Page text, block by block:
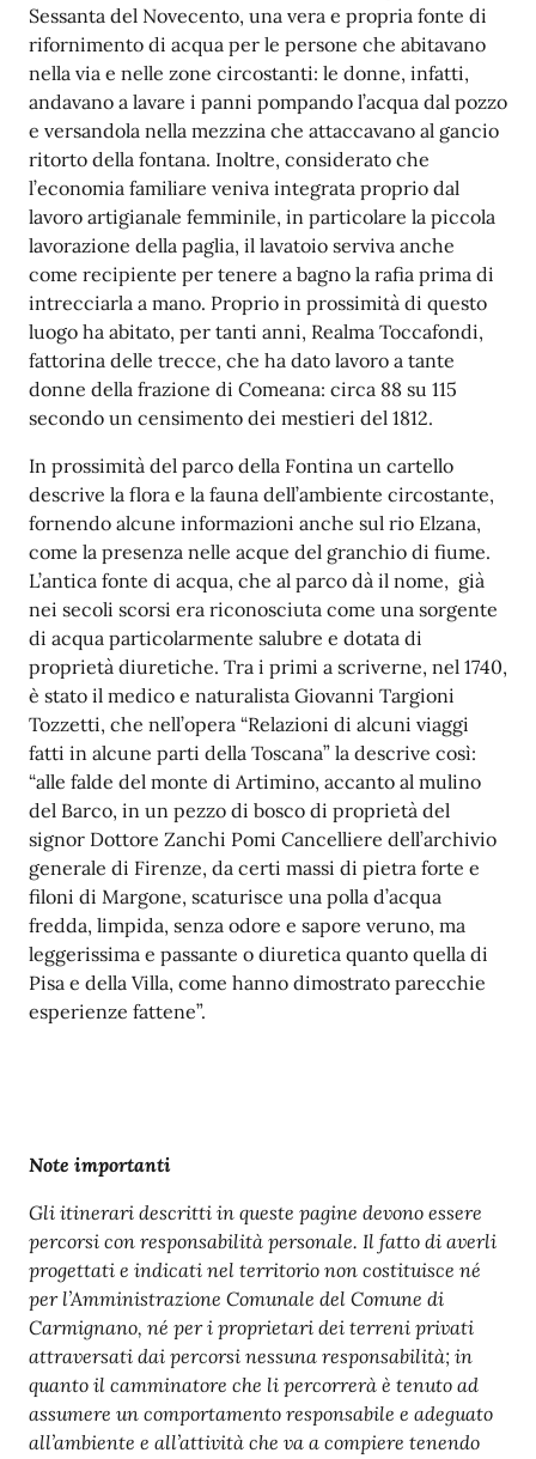
Sessanta del Novecento, una vera e propria fonte di
rifornimento di acqua per le persone che abitavano
nella via e nelle zone circostanti: le donne, infatti,
andavano a lavare i panni pompando l’acqua dal pozzo
e versandola nella mezzina che attaccavano al gancio
ritorto della fontana. Inoltre, considerato che
l’economia familiare veniva integrata proprio dal
lavoro artigianale femminile, in particolare la piccola
lavorazione della paglia, il lavatoio serviva anche
come recipiente per tenere a bagno la rafia prima di
intrecciarla a mano. Proprio in prossimità di questo
luogo ha abitato, per tanti anni, Realma Toccafondi,
fattorina delle trecce, che ha dato lavoro a tante
donne della frazione di Comeana: circa 88 su 115
secondo un censimento dei mestieri del 1812.
In prossimità del parco della Fontina un cartello
descrive la flora e la fauna dell’ambiente circostante,
fornendo alcune informazioni anche sul rio Elzana,
come la presenza nelle acque del granchio di fiume.
L’antica fonte di acqua, che al parco dà il nome, già
nei secoli scorsi era riconosciuta come una sorgente
di acqua particolarmente salubre e dotata di
proprietà diuretiche. Tra i primi a scriverne, nel 1740,
è stato il medico e naturalista Giovanni Targioni
Tozzetti, che nell’opera “Relazioni di alcuni viaggi
fatti in alcune parti della Toscana” la descrive così:
“alle falde del monte di Artimino, accanto al mulino
del Barco, in un pezzo di bosco di proprietà del
signor Dottore Zanchi Pomi Cancelliere dell’archivio
generale di Firenze, da certi massi di pietra forte e
filoni di Margone, scaturisce una polla d’acqua
fredda, limpida, senza odore e sapore veruno, ma
leggerissima e passante o diuretica quanto quella di
Pisa e della Villa, come hanno dimostrato parecchie
esperienze fattene”.
Note importanti
Gli itinerari descritti in queste pagine devono essere
percorsi con responsabilità personale. Il fatto di averli
progettati e indicati nel territorio non costituisce né
per l’Amministrazione Comunale del Comune di
Carmignano, né per i proprietari dei terreni privati
attraversati dai percorsi nessuna responsabilità; in
quanto il camminatore che li percorrerà è tenuto ad
assumere un comportamento responsabile e adeguato
all’ambiente e all’attività che va a compiere tenendo